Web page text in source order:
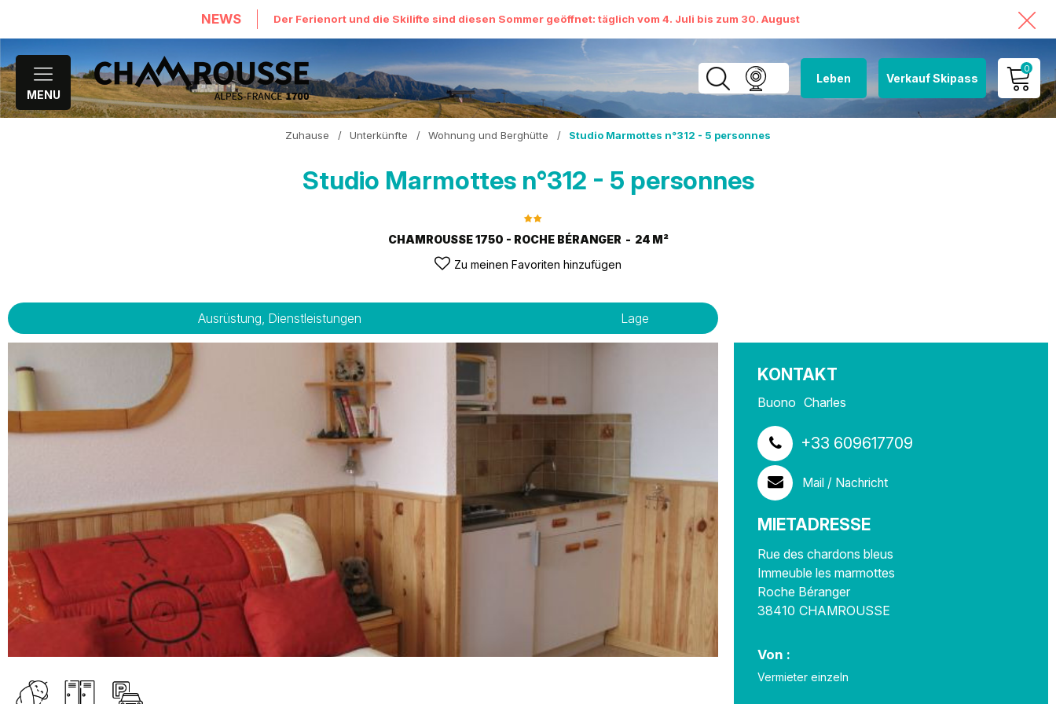
NEWS Der Ferienort und die Skilifte sind diesen Sommer geöffnet: täglich vom 4. Juli bis zum 30. August
MENU
Leben Verkauf Skipass
0
MEIN KONTO
Zuhause / Unterkünfte / Wohnung und Berghütte / Studio Marmottes n°312 - 5 personnes
Studio Marmottes n°312 - 5 personnes
CHAMROUSSE 1750 - ROCHE BÉRANGER 24 M²
Zu meinen Favoriten hinzufügen
Ausrüstung, Dienstleistungen Lage
KONTAKT
Buono Charles
+33 609617709
Mail / Nachricht
MIETADRESSE
Rue des chardons bleus
Immeuble les marmottes
Roche Béranger
38410 CHAMROUSSE
Von :
Vermieter einzeln